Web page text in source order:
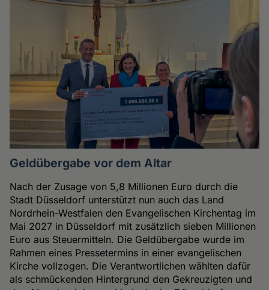
Geldübergabe vor dem Altar
Nach der Zusage von 5,8 Millionen Euro durch die
Stadt Düsseldorf unterstützt nun auch das Land
Nordrhein-Westfalen den Evangelischen Kirchentag im
Mai 2027 in Düsseldorf mit zusätzlich sieben Millionen
Euro aus Steuermitteln. Die Geldübergabe wurde im
Rahmen eines Pressetermins in einer evangelischen
Kirche vollzogen. Die Verantwortlichen wählten dafür
als schmückenden Hintergrund den Gekreuzigten und